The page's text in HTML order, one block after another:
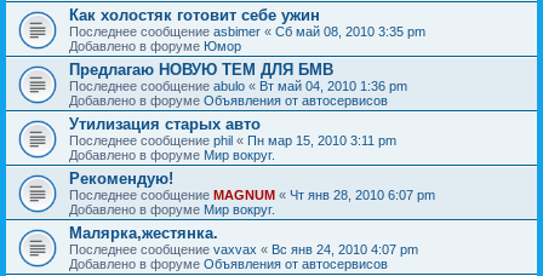
Как холостяк готовит себе ужин
Последнее сообщение asbimer « Сб май 08, 2010 3:35 pm
Добавлено в форуме Юмор
Предлагаю НОВУЮ ТЕМ ДЛЯ БМВ
Последнее сообщение abulo « Вт май 04, 2010 1:36 pm
Добавлено в форуме Объявления от автосервисов
Утилизация старых авто
Последнее сообщение phil « Пн мар 15, 2010 3:11 pm
Добавлено в форуме Мир вокруг.
Рекомендую!
Последнее сообщение MAGNUM « Чт янв 28, 2010 6:07 pm
Добавлено в форуме Мир вокруг.
Малярка,жестянка.
Последнее сообщение vaxvax « Вс янв 24, 2010 4:07 pm
Добавлено в форуме Объявления от автосервисов